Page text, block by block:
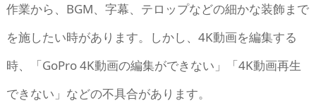
作業から、BGM、字幕、テロップなどの細かな装飾まで
を施したい時があります。しかし、4K動画を編集する
時、「GoPro 4K動画の編集ができない」「4K動画再生
できない」などの不具合があります。